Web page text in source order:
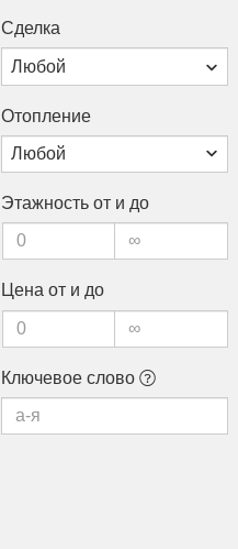
Сдел­ка
Ото­пле­ние
Этаж­ность от и до
Це­на от и до
Клю­чевое сло­во